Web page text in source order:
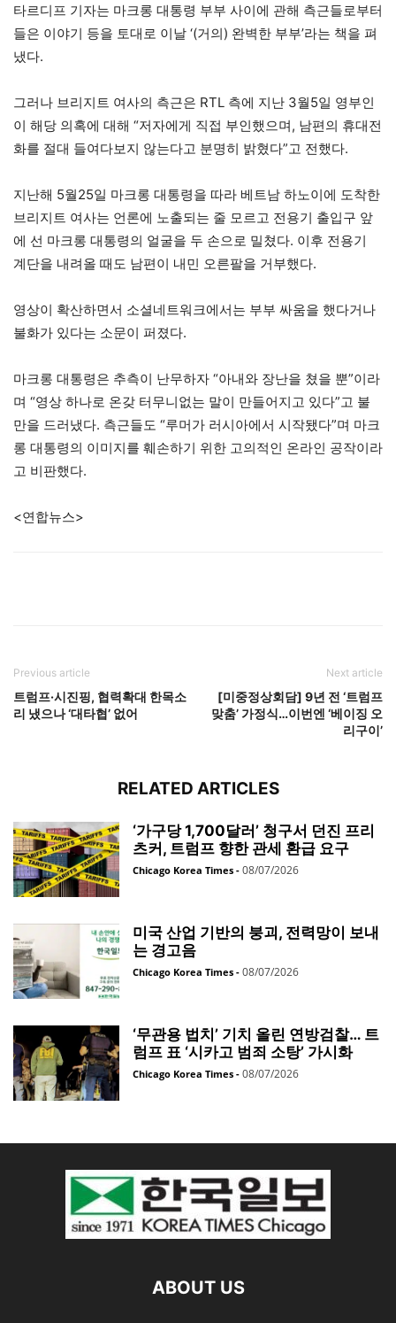
타르디프 기자는 마크롱 대통령 부부 사이에 관해 측근들로부터
들은 이야기 등을 토대로 이날 ‘(거의) 완벽한 부부’라는 책을 펴
냈다.
그러나 브리지트 여사의 측근은 RTL 측에 지난 3월5일 영부인
이 해당 의혹에 대해 “저자에게 직접 부인했으며, 남편의 휴대전
화를 절대 들여다보지 않는다고 분명히 밝혔다”고 전했다.
지난해 5월25일 마크롱 대통령을 따라 베트남 하노이에 도착한
브리지트 여사는 언론에 노출되는 줄 모르고 전용기 출입구 앞
에 선 마크롱 대통령의 얼굴을 두 손으로 밀쳤다. 이후 전용기
계단을 내려올 때도 남편이 내민 오른팔을 거부했다.
영상이 확산하면서 소셜네트워크에서는 부부 싸움을 했다거나
불화가 있다는 소문이 퍼졌다.
마크롱 대통령은 추측이 난무하자 “아내와 장난을 쳤을 뿐”이라
며 “영상 하나로 온갖 터무니없는 말이 만들어지고 있다”고 불
만을 드러냈다. 측근들도 “루머가 러시아에서 시작됐다”며 마크
롱 대통령의 이미지를 훼손하기 위한 고의적인 온라인 공작이라
고 비판했다.
<연합뉴스>
Previous article
트럼프·시진핑, 협력확대 한목소
리 냈으나 ‘대타협’ 없어
Next article
[미중정상회담] 9년 전 ‘트럼프
맞춤’ 가정식…이번엔 ‘베이징 오
리구이’
RELATED ARTICLES
‘가구당 1,700달러’ 청구서 던진 프리
츠커, 트럼프 향한 관세 환급 요구
Chicago Korea Times - 08/07/2026
미국 산업 기반의 붕괴, 전력망이 보내
는 경고음
Chicago Korea Times - 08/07/2026
‘무관용 법치’ 기치 올린 연방검찰… 트
럼프 표 ‘시카고 범죄 소탕’ 가시화
Chicago Korea Times - 08/07/2026
ABOUT US